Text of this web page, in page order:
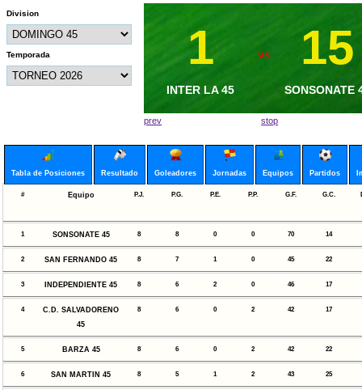
Division
Temporada 1
INTER LA 45
vs 15
SONSONATE
1
METAPAN 45
vs 6
BARZA 45
prev stop
Tabla de Posiciones Resultado Goleadores Jornadas Equipos Partidos
# Equipo P.J. P.G. P.E. P.P. G.F. G.C.
1 SONSONATE 45 8 8 0 0 70 14
2 SAN FERNANDO 45 8 7 1 0 45 22
3 INDEPENDIENTE 45 8 6 2 0 46 17
4
C.D. SALVADORENO
45
8 6 0 2 42 17
5 BARZA 45 8 6 0 2 42 22
6 SAN MARTIN 45 8 5 1 2 43 25